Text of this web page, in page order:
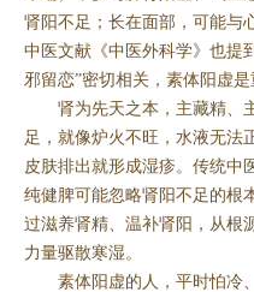
肾阳不足；长在面部，可能与
中医文献《中医外科学》也提
邪留恋”密切相关，素体阳虚是
肾为先天之本，主藏精、
足，就像炉火不旺，水液无法
皮肤排出就形成湿疹。传统中
纯健脾可能忽略肾阳不足的根
过滋养肾精、温补肾阳，从根
力量驱散寒湿。
素体阳虚的人，平时怕冷